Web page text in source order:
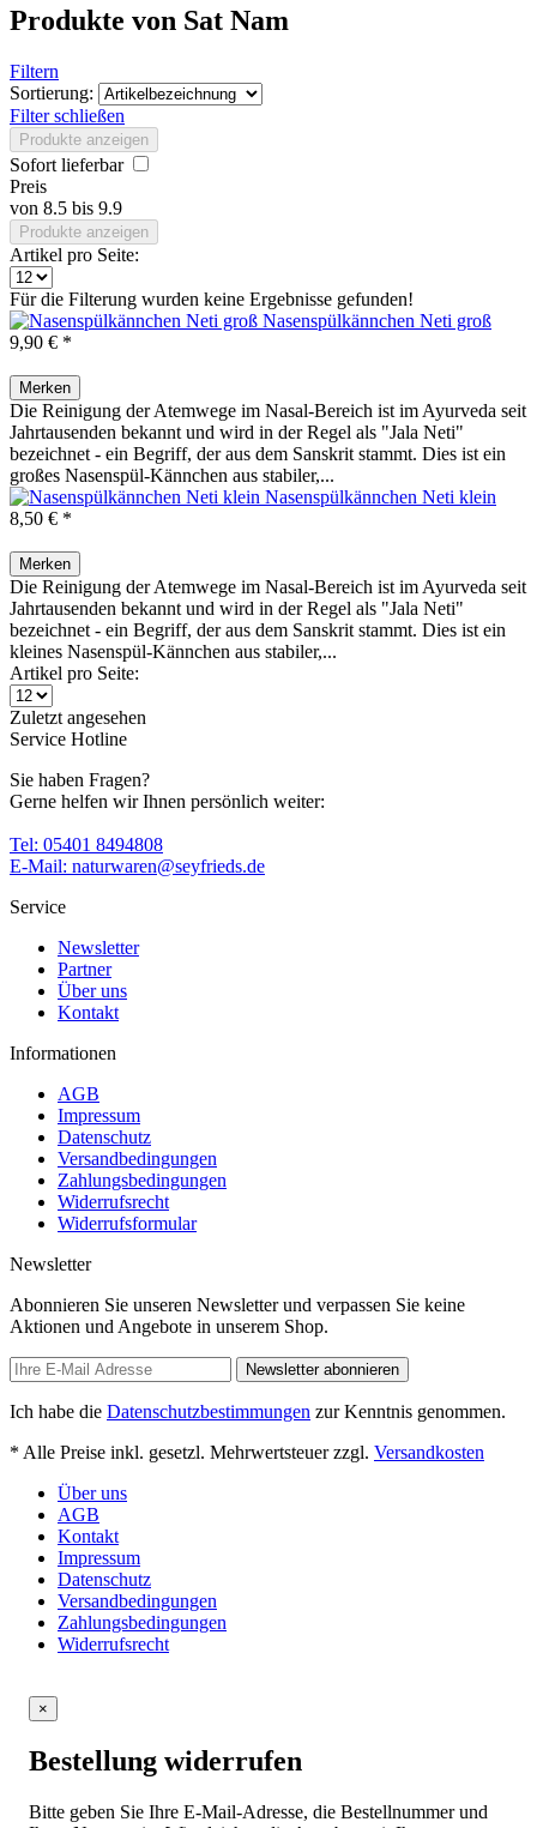
Produkte von Sat Nam
Filtern
Sortierung:
Filter schließen
Produkte anzeigen
Sofort lieferbar
Preis
von 8.5 bis 9.9
Produkte anzeigen
Artikel pro Seite:
Für die Filterung wurden keine Ergebnisse gefunden!
Nasenspülkännchen Neti groß
9,90 € *
Merken
Die Reinigung der Atemwege im Nasal-Bereich ist im Ayurveda seit
Jahrtausenden bekannt und wird in der Regel als "Jala Neti"
bezeichnet - ein Begriff, der aus dem Sanskrit stammt. Dies ist ein
großes Nasenspül-Kännchen aus stabiler,...
Nasenspülkännchen Neti klein
8,50 € *
Merken
Die Reinigung der Atemwege im Nasal-Bereich ist im Ayurveda seit
Jahrtausenden bekannt und wird in der Regel als "Jala Neti"
bezeichnet - ein Begriff, der aus dem Sanskrit stammt. Dies ist ein
kleines Nasenspül-Kännchen aus stabiler,...
Artikel pro Seite:
Zuletzt angesehen
Service Hotline
Sie haben Fragen?
Gerne helfen wir Ihnen persönlich weiter:
Tel: 05401 8494808
E-Mail: naturwaren@seyfrieds.de
Service
Newsletter
Partner
Über uns
Kontakt
Informationen
AGB
Impressum
Datenschutz
Versandbedingungen
Zahlungsbedingungen
Widerrufsrecht
Widerrufsformular
Newsletter
Abonnieren Sie unseren Newsletter und verpassen Sie keine
Aktionen und Angebote in unserem Shop.
Newsletter abonnieren
Ich habe die Datenschutzbestimmungen zur Kenntnis genommen.
* Alle Preise inkl. gesetzl. Mehrwertsteuer zzgl. Versandkosten
Über uns
AGB
Kontakt
Impressum
Datenschutz
Versandbedingungen
Zahlungsbedingungen
Widerrufsrecht
×
Bestellung widerrufen
Bitte geben Sie Ihre E-Mail-Adresse, die Bestellnummer und